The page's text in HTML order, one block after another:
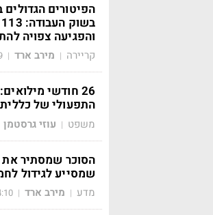
והפגיעה צפויה
קריירה | מירב ארד |
26 חודשי
התפעולי של
משפט | עוזי גרסטמן
הסוכר שמסתיר את
שמסייע לגידול
מדע | מירב ארד |